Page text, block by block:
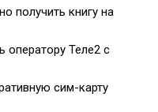
получить книгу на
оператору Теле2 с
сим-карту